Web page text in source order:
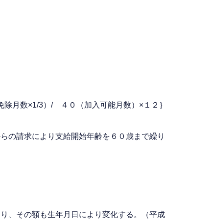
除月数×1/3）/ ４０（加入可能月数）×１２｝
の請求により支給開始年齢を６０歳まで繰り
、その額も生年月日により変化する。（平成